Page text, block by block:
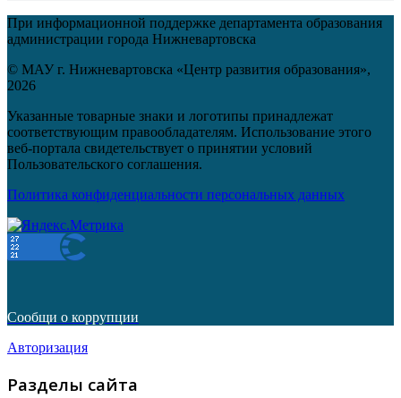
При информационной поддержке департамента образования
администрации города Нижневартовска
© МАУ г. Нижневартовска «Центр развития образования»,
2026
Указанные товарные знаки и логотипы принадлежат
соответствующим правообладателям. Использование этого
веб-портала свидетельствует о принятии условий
Пользовательского соглашения.
Политика конфиденциальности персональных данных
Сообщи о коррупции
Авторизация
Разделы сайта